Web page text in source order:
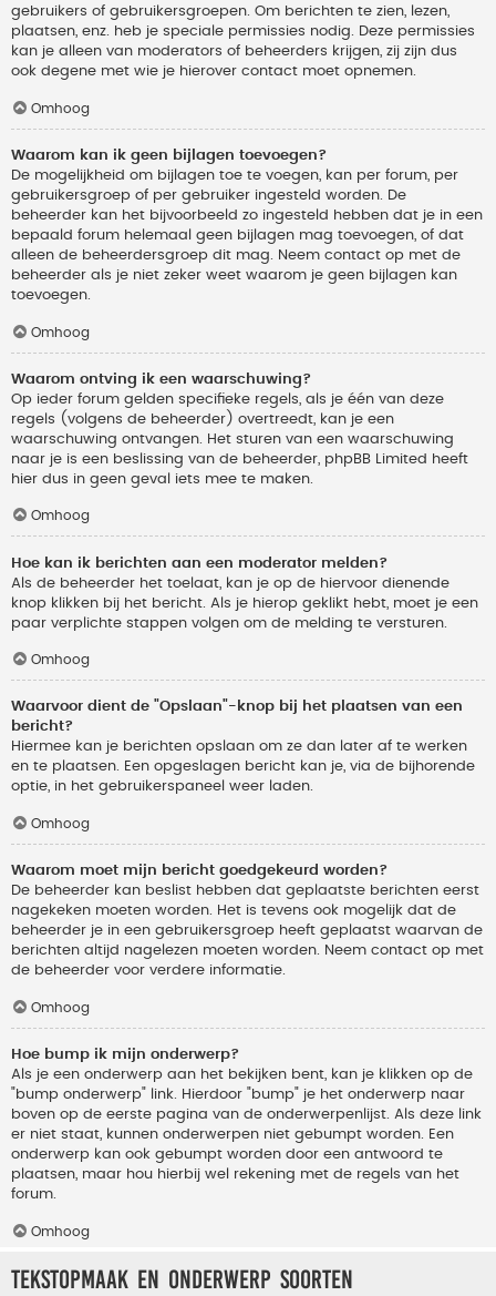
gebruikers of gebruikersgroepen. Om berichten te zien, lezen,
plaatsen, enz. heb je speciale permissies nodig. Deze permissies
kan je alleen van moderators of beheerders krijgen, zij zijn dus
ook degene met wie je hierover contact moet opnemen.
Omhoog
Waarom kan ik geen bijlagen toevoegen?
De mogelijkheid om bijlagen toe te voegen, kan per forum, per
gebruikersgroep of per gebruiker ingesteld worden. De
beheerder kan het bijvoorbeeld zo ingesteld hebben dat je in een
bepaald forum helemaal geen bijlagen mag toevoegen, of dat
alleen de beheerdersgroep dit mag. Neem contact op met de
beheerder als je niet zeker weet waarom je geen bijlagen kan
toevoegen.
Omhoog
Waarom ontving ik een waarschuwing?
Op ieder forum gelden specifieke regels, als je één van deze
regels (volgens de beheerder) overtreedt, kan je een
waarschuwing ontvangen. Het sturen van een waarschuwing
naar je is een beslissing van de beheerder, phpBB Limited heeft
hier dus in geen geval iets mee te maken.
Omhoog
Hoe kan ik berichten aan een moderator melden?
Als de beheerder het toelaat, kan je op de hiervoor dienende
knop klikken bij het bericht. Als je hierop geklikt hebt, moet je een
paar verplichte stappen volgen om de melding te versturen.
Omhoog
Waarvoor dient de "Opslaan"-knop bij het plaatsen van een
bericht?
Hiermee kan je berichten opslaan om ze dan later af te werken
en te plaatsen. Een opgeslagen bericht kan je, via de bijhorende
optie, in het gebruikerspaneel weer laden.
Omhoog
Waarom moet mijn bericht goedgekeurd worden?
De beheerder kan beslist hebben dat geplaatste berichten eerst
nagekeken moeten worden. Het is tevens ook mogelijk dat de
beheerder je in een gebruikersgroep heeft geplaatst waarvan de
berichten altijd nagelezen moeten worden. Neem contact op met
de beheerder voor verdere informatie.
Omhoog
Hoe bump ik mijn onderwerp?
Als je een onderwerp aan het bekijken bent, kan je klikken op de
"bump onderwerp" link. Hierdoor "bump" je het onderwerp naar
boven op de eerste pagina van de onderwerpenlijst. Als deze link
er niet staat, kunnen onderwerpen niet gebumpt worden. Een
onderwerp kan ook gebumpt worden door een antwoord te
plaatsen, maar hou hierbij wel rekening met de regels van het
forum.
Omhoog
Tekstopmaak en onderwerp soorten